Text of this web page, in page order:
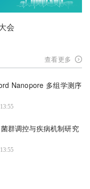
会
查看更多
Nanopore 多组学测序
群调控与疾病机制研究